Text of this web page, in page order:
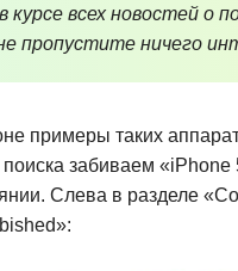
всех новостей о
пропустите ничего
примеры таких
поиска забиваем
Слева в разделе